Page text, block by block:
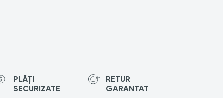
PLĂȚI
SECURIZATE
RETUR
GARANTAT